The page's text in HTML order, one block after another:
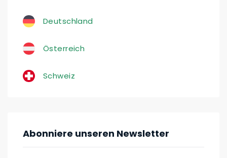
Deutschland
Österreich
Schweiz
Abonniere unseren Newsletter